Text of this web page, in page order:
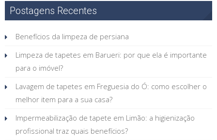
Postagens Recentes
Benefícios da limpeza de persiana
Limpeza de tapetes em Barueri: por que ela é importante
para o imóvel?
Lavagem de tapetes em Freguesia do Ó: como escolher o
melhor item para a sua casa?
Impermeabilização de tapete em Limão: a higienização
profissional traz quais benefícios?